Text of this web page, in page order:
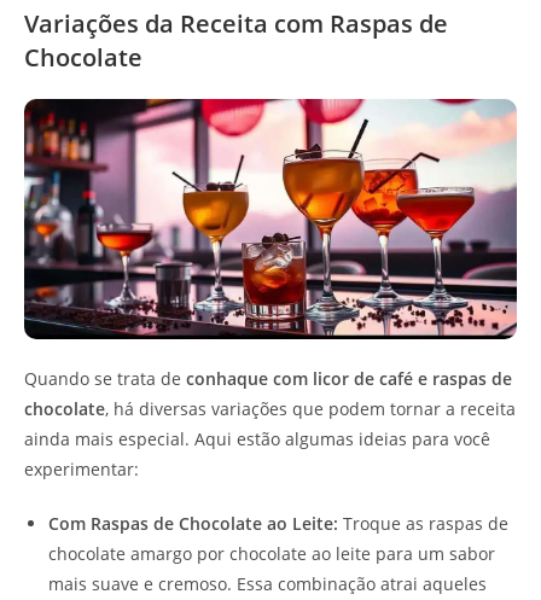
Variações da Receita com Raspas de
Chocolate
Quando se trata de conhaque com licor de café e raspas de
chocolate, há diversas variações que podem tornar a receita
ainda mais especial. Aqui estão algumas ideias para você
experimentar:
Com Raspas de Chocolate ao Leite: Troque as raspas de
chocolate amargo por chocolate ao leite para um sabor
mais suave e cremoso. Essa combinação atrai aqueles